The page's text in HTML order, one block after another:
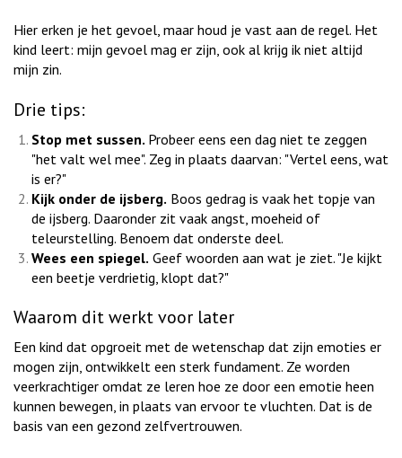
Hier erken je het gevoel, maar houd je vast aan de regel. Het
kind leert: mijn gevoel mag er zijn, ook al krijg ik niet altijd
mijn zin.
Drie tips:
Stop met sussen. Probeer eens een dag niet te zeggen
"het valt wel mee". Zeg in plaats daarvan: "Vertel eens, wat
is er?"
Kijk onder de ijsberg. Boos gedrag is vaak het topje van
de ijsberg. Daaronder zit vaak angst, moeheid of
teleurstelling. Benoem dat onderste deel.
Wees een spiegel. Geef woorden aan wat je ziet. "Je kijkt
een beetje verdrietig, klopt dat?"
Waarom dit werkt voor later
Een kind dat opgroeit met de wetenschap dat zijn emoties er
mogen zijn, ontwikkelt een sterk fundament. Ze worden
veerkrachtiger omdat ze leren hoe ze door een emotie heen
kunnen bewegen, in plaats van ervoor te vluchten. Dat is de
basis van een gezond zelfvertrouwen.